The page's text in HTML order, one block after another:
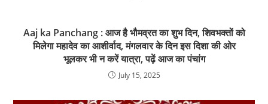
Aaj ka Panchang : आज है भौमव्रत का शुभ दिन, शिवभक्तों को
मिलेगा महादेव का आशीर्वाद, मंगलवार के दिन इस दिशा की ओर
भूलकर भी न करें यात्रा, पढ़ें आज का पंचांग
July 15, 2025